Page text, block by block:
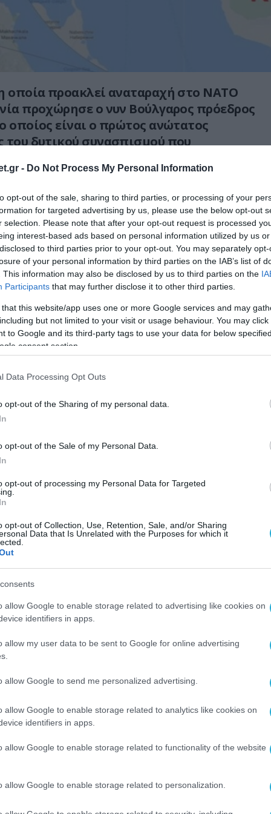
- Do Not Process My Personal Information
opt-out of the sale, sharing to third parties, or processing of your
for targeted advertising by us, please use the below opt-out
selection. Please note that after your opt-out request is processed
interest-based ads based on personal information utilized by us
to third parties prior to your opt-out. You may separately
of your personal information by third parties on the IAB’s list of
This information may also be disclosed by us to third parties on the
Participants that may further disclose it to other third parties.
that this website/app uses one or more Google services and may
but not limited to your visit or usage behaviour. You may
to Google and its third-party tags to use your data for below
consent section.
Data Processing Opt Outs
opt-out of the Sharing of my personal data.
opt-out of the Sale of my Personal Data.
opt-out of processing my Personal Data for Targeted
opt-out of Collection, Use, Retention, Sale, and/or Sharing
Data that Is Unrelated with the Purposes for which it
allow Google to enable storage related to advertising like cookies on
identifiers in apps.
allow my user data to be sent to Google for online advertising
allow Google to send me personalized advertising.
allow Google to enable storage related to analytics like cookies on
identifiers in apps.
allow Google to enable storage related to functionality of the website
allow Google to enable storage related to personalization.
οποία προακλεί αναταραχή στο ΝΑΤΟ
προχώρησε ο νυν Βούλγαρος πρόεδρος
οποίος είναι ο πρώτος ανώτατος
του δυτικού συνασπισμού που
είναι η πολιτική πραγματικότητα αυτή
της Ουκρανίας κάλεσε τον
στο Κίεβο για να του
διαμαρτυρίας της χώρας για τις
Ρούμεν Ράντεφ κατά τη
προεκλογική συζήτηση για την Κριμαία,
τη στιγμή είναι ρωσική, ό,τι κι αν είναι».
Υπουργείου, τα λόγια αυτά αξιολογήθηκαν
λόγια του σημερινού Βούλγαρου
στην ανάπτυξη σχέσεων καλής
την επίσημη θέση της Σόφιας για
και της εδαφικής ακεραιότητας
των διεθνώς αναγνωρισμένων
τον Πρόεδρο της Βουλγαρίας Ρούμεν
τη χθεσινή του δήλωση»
στη Βουλγαρική Εθνική Τηλεόραση,
γύρου των προεδρικών εκλογών στη
του Ράντεφ, Αναστάς Γκερτζίκοφ, είπε
ουκρανική και δεν έχει σημασία τι
εκεί».
η «Ελεύθερη Ευρώπη» και αποδίδει
την είδηση ​​της διπλωματικής απάντησης
Ρούμεν Ράντεφ σχολίασε ότι η προσάρτηση
κατά παραβίαση του διεθνούς δικαίου ,
ήταν ότι η χερσόνησος ήταν ρωσική.